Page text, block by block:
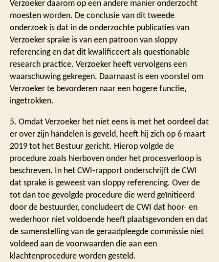
Verzoeker daarom op een andere manier onderzocht
moesten worden. De conclusie van dit tweede
onderzoek is dat in de onderzochte publicaties van
Verzoeker sprake is van een patroon van sloppy
referencing en dat dit kwalificeert als questionable
research practice. Verzoeker heeft vervolgens een
waarschuwing gekregen. Daarnaast is een voorstel om
Verzoeker te bevorderen naar een hogere functie,
ingetrokken.
5. Omdat Verzoeker het niet eens is met het oordeel dat
er over zijn handelen is geveld, heeft hij zich op 6 maart
2019 tot het Bestuur gericht. Hierop volgde de
procedure zoals hierboven onder het procesverloop is
beschreven. In het CWI-rapport onderschrijft de CWI
dat sprake is geweest van sloppy referencing. Over de
tot dan toe gevolgde procedure die werd geïnitieerd
door de bestuurder, concludeert de CWI dat hoor- en
wederhoor niet voldoende heeft plaatsgevonden en dat
de samenstelling van de geraadpleegde commissie niet
voldeed aan de voorwaarden die aan een
klachtenprocedure worden gesteld.